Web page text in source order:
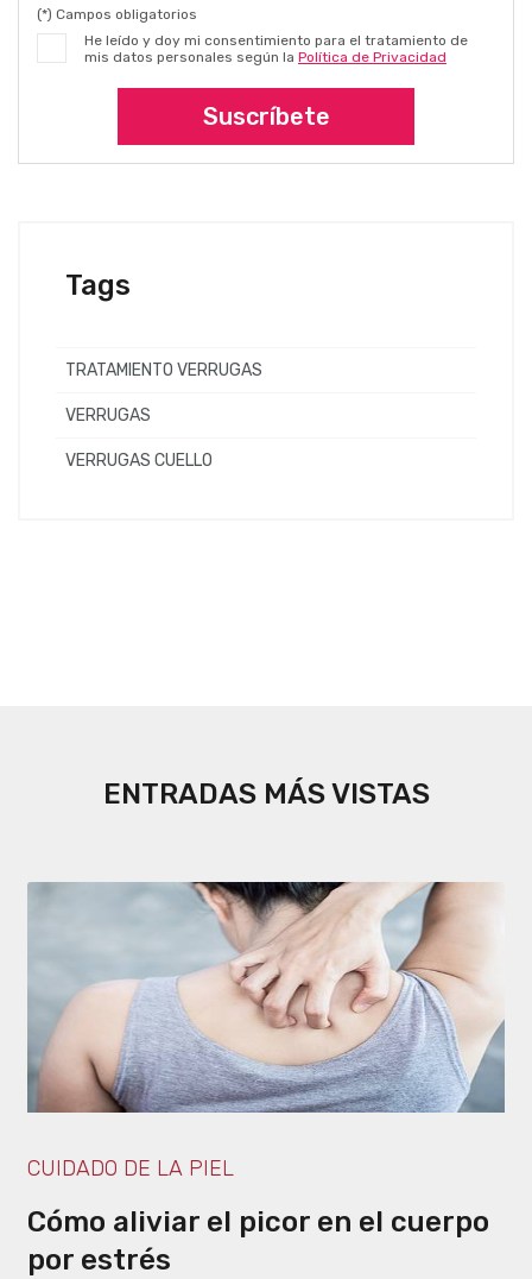
(*) Campos obligatorios
He leído y doy mi consentimiento para el tratamiento de
mis datos personales según la Política de Privacidad
Suscríbete
Tags
TRATAMIENTO VERRUGAS
VERRUGAS
VERRUGAS CUELLO
ENTRADAS MÁS VISTAS
CUIDADO DE LA PIEL
Cómo aliviar el picor en el cuerpo
por estrés